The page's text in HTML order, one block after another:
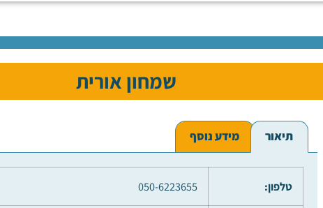
שמחון אורית
תיאור מידע נוסף
טלפון: 050-6223655